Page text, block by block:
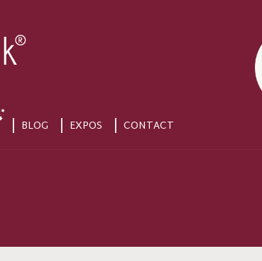
BLOG EXPOS CONTACT